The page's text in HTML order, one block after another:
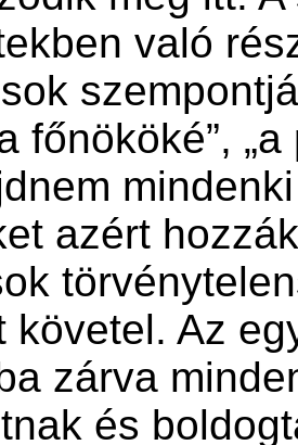
való
főnököké”,
azért
követel. Az
zárva
és